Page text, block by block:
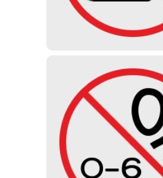
UNTER 6
Aufgrund der
schockierenden
Ausstellung ist
Jahren der Besuch
nicht